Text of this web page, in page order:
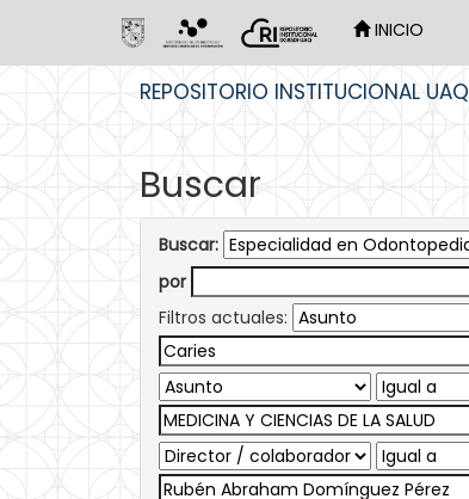
INICIO
REPOSITORIO INSTITUCIONAL UAQ
Buscar
Buscar:
por
Filtros actuales: